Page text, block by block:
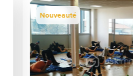
Nouveauté